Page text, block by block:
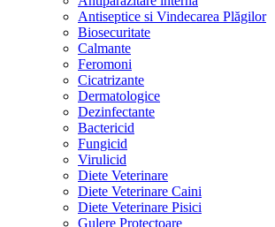
Antiseptice si Vindecarea Plăgilor
Biosecuritate
Calmante
Feromoni
Cicatrizante
Dermatologice
Dezinfectante
Bactericid
Fungicid
Virulicid
Diete Veterinare
Diete Veterinare Caini
Diete Veterinare Pisici
Gulere Protectoare